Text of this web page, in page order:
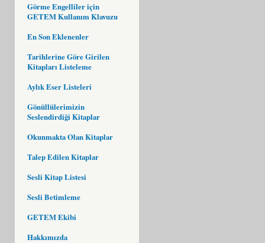
Görme Engelliler için
GETEM Kullanım Klavuzu
En Son Eklenenler
Tarihlerine Göre Girilen
Kitapları Listeleme
Aylık Eser Listeleri
Gönüllülerimizin
Seslendirdiği Kitaplar
Okunmakta Olan Kitaplar
Talep Edilen Kitaplar
Sesli Kitap Listesi
Sesli Betimleme
GETEM Ekibi
Hakkımızda